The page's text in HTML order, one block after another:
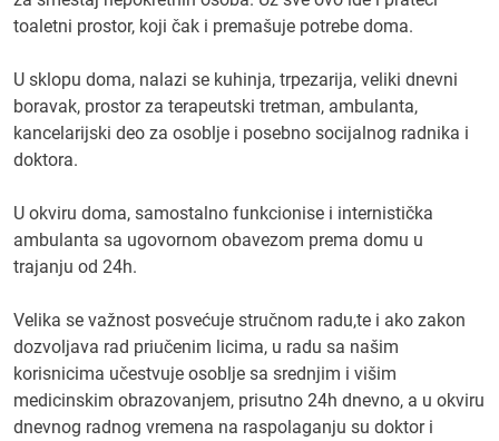
toaletni prostor, koji čak i premašuje potrebe doma.
U sklopu doma, nalazi se kuhinja, trpezarija, veliki dnevni
boravak, prostor za terapeutski tretman, ambulanta,
kancelarijski deo za osoblje i posebno socijalnog radnika i
doktora.
U okviru doma, samostalno funkcionise i internistička
ambulanta sa ugovornom obavezom prema domu u
trajanju od 24h.
Velika se važnost posvećuje stručnom radu,te i ako zakon
dozvoljava rad priučenim licima, u radu sa našim
korisnicima učestvuje osoblje sa srednjim i višim
medicinskim obrazovanjem, prisutno 24h dnevno, a u okviru
dnevnog radnog vremena na raspolaganju su doktor i